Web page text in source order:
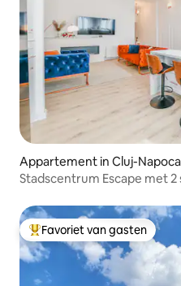
Appartement in Cluj-Napoca
Stadscentrum Escape met 2
Topfavoriet van gasten
Favoriet van gasten